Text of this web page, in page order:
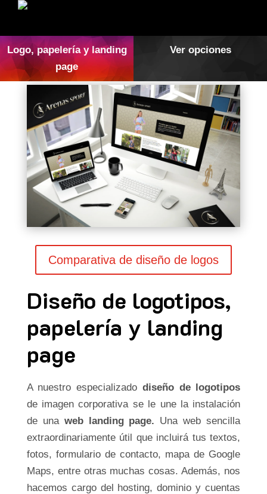
Logo, papelería y landing
page
Ver opciones
Comparativa de diseño de logos
Diseño de logotipos,
papelería y landing
page
A nuestro especializado diseño de logotipos
de imagen corporativa se le une la instalación
de una web landing page. Una web sencilla
extraordinariamente útil que incluirá tus textos,
fotos, formulario de contacto, mapa de Google
Maps, entre otras muchas cosas. Además, nos
hacemos cargo del hosting, dominio y cuentas